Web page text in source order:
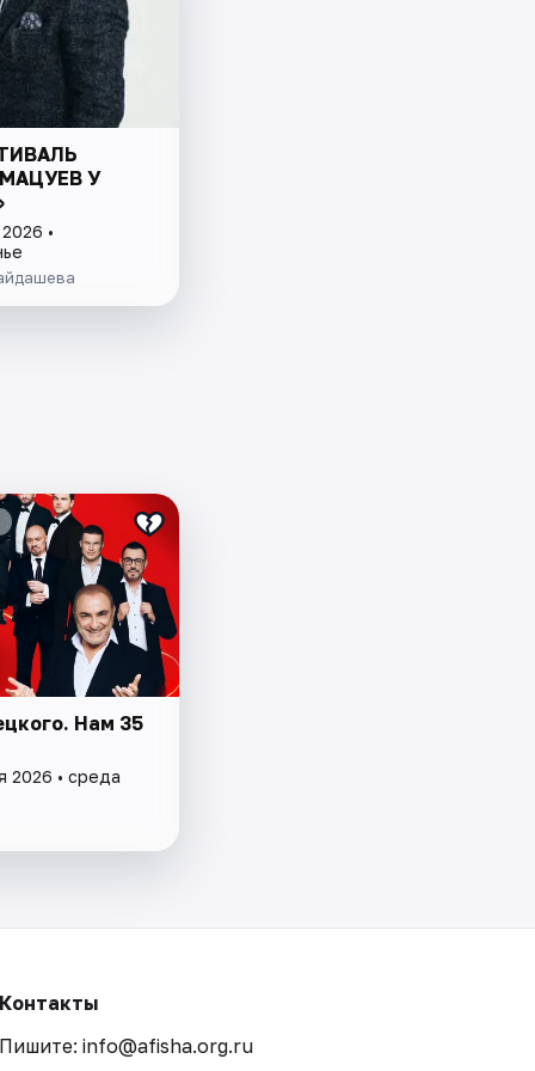
У
•
Нам 35
2026 • среда
Контакты
Пишите: info@afisha.org.ru